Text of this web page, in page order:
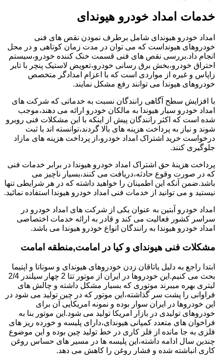
خدمات امداد خودرو هیوندای
امداد خودرو هیوندای شامل برطرف نمودن نقص های فنی
خودروهای هیونداست که می توان در مدت زمان کوتاهی و در محل
انجام داد.بررسی نقص های فنی قسمت خنک کننده خودرو،سیستم
احتراق خودرو،بخش برق رسانی خودرو،تعویض لاستیک پنچر با تایر
زاپاس و غیره از مواردی است که با اعزام امدادگر متخصص
خودروهای هیوندا می توانند رفع مشکل نمایند.
با افزایش سطح آگاهی رانندگان نسبت به خدماتی که شرکت های
امداد خودرو سیار هیوندا به مالکان خودرو ارائه می دهند،موجب
شده است که اکثر رانندگان پیش از اینکه با این مشکلات فنی روبرو
شوند و نیاز به پرداخت هزینه های بالا گردند،توانسته اند با ثبت
درخواست خرید اشتراک امداد خودرو،از پرداخت هزینه های مازاد
جلوگیری کنند.
پرداخت هزینۀ حق اشتراک امداد خودرو هیوندا در برابر خدمات فنی
که در صورت وقوع حادثه،دریافت می کنند،بسیار ناچیز می
باشد.ضمن آنکه این اطمینان را خواهید داشته که در هر شرایطی تنها
نیستید و می توانید از خدمات فنی امداد خودرو هیوندا استفاده نمائید.
امداد خودرو آبتین به عنوان یکی از شرکت های امداد خودرو در
سراسر کشور فعالیت می کند و قادر به ارائه خدمات اختصاصی
امداد خودرو هیوندا به رانندگان انواع خودرو هیوندا می باشد.
مشکلات فنی هیوندای و کیا در امامت,منطقه امامت
ابتدا راجع به دلیل یاتاقان زدن خودروهای هیوندای و سوناتا و اپتیما
بحث می کنیم.این خودروها در ایران از موتور تتا 2 چهار سیلندر 2/4
لیتری بهره میبرند موتوری که بسیار مشکل داشته و چالش های
فراوانی را پشت سر گذاشته،این موتور که در چین تولید می شود در
این خودروها در ایران سوار بوده و نمونه امریکایی آن برای
خودروهای تولیدی در بازار امریکا تولید می شود.این موتور بنا به
فراخوان های متعدد کمپانی هیوندای،دارای پلیسه و خورده ریز های
فلزی به جا مانده از فلز کاری در خط تولید چین بوده و این موضوع
چندین سال ادامه داشته،این پلیسه ها در مسیر های حساس روغن
کاری انباشته شده و فشار روغن را کاهش می دهد.